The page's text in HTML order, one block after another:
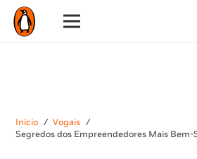
Início / Vogais /
Segredos dos Empreendedores Mais Bem-